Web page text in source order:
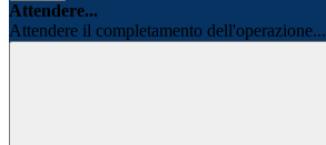
Attendere...
Attendere il completamento dell'operazione...